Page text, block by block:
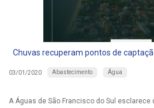
Chuvas recuperam pontos de
03/01/2020 Abastecimento Água
A Águas de São Francisco do Sul esclarece